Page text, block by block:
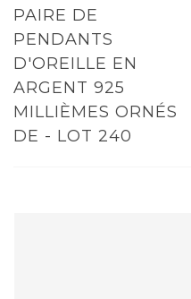
PAIRE DE
PENDANTS
D'OREILLE EN
ARGENT 925
MILLIÈMES ORNÉS
DE - LOT 240